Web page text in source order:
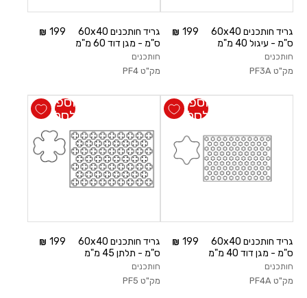
גריד חותכנים 60x40
ס"מ - עיגול 40 מ"מ
חותכנים
מק"ט PF3A
199
גריד חותכנים 60x40
ס"מ - מגן דוד 60 מ"מ
חותכנים
מק"ט PF4
199
גריד חותכנים 60x40
ס"מ - מגן דוד 40 מ"מ
חותכנים
מק"ט PF4A
199
הוספה
לסל
גריד חותכנים 60x40
ס"מ - תלתן 45 מ"מ
חותכנים
מק"ט PF5
199
הוספה
לסל